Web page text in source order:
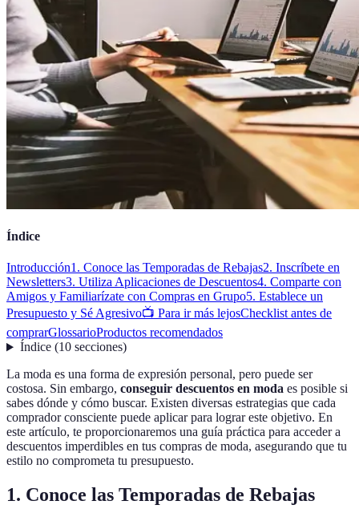
Índice
Introducción1. Conoce las Temporadas de Rebajas2. Inscríbete en
Newsletters3. Utiliza Aplicaciones de Descuentos4. Comparte con
Amigos y Familiarízate con Compras en Grupo5. Establece un
Presupuesto y Sé Agresivo📺 Para ir más lejosChecklist antes de
comprarGlossarioProductos recomendados
Índice(10 secciones)
La moda es una forma de expresión personal, pero puede ser
costosa. Sin embargo, conseguir descuentos en moda es posible si
sabes dónde y cómo buscar. Existen diversas estrategias que cada
comprador consciente puede aplicar para lograr este objetivo. En
este artículo, te proporcionaremos una guía práctica para acceder a
descuentos imperdibles en tus compras de moda, asegurando que tu
estilo no comprometa tu presupuesto.
1. Conoce las Temporadas de Rebajas